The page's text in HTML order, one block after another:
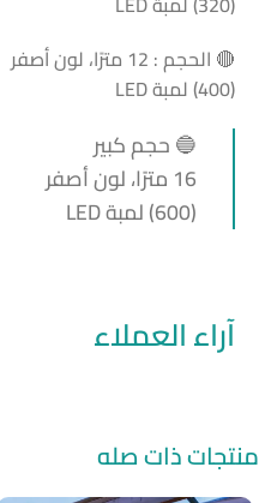
🔴 الحجم : 12 مترًا، لون أصفر
(400) لمبة LED
🔵 حجم كبير
16 مترًا، لون أصفر
(600) لمبة LED
آراء العملاء
منتجات ذات صله